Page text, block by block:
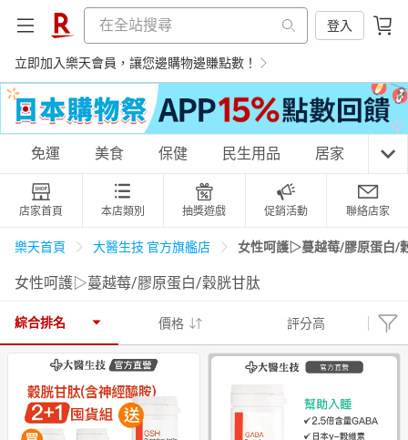
登入
立即加入樂天會員，讓您邊購物邊賺點數！
購物網分類
天天免運 美食蛋糕 養生保健 民生用品
居家生活 3C家電 親子玩具
女裝 男裝 化妝保養 情趣用品
免運 美食 保健 民生用品 居家 3C
店家首頁 本店類別 抽獎遊戲 促銷活動 聯絡店家
樂天首頁 大醫生技 官方旗艦店 女性呵護▷蔓越莓/膠原蛋白/
女性呵護▷蔓越莓/膠原蛋白/穀胱甘肽
綜合排名 價格 評分高